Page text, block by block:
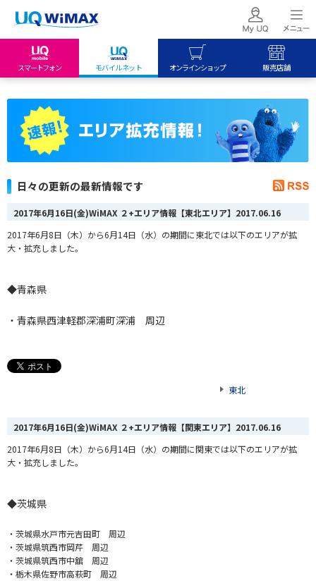
スマートフォン モバイルネット オンラインショップ 販売店舗
My UQ mobile
UQ mobile
UQ WiMAX
UQ WiMAX
日々の更新の最新情報です
2017年6月16日(金)WiMAX ２+エリア情報【東北エリア】 2017.06.16
2017年6月8日（木）から6月14日（水）の期間に東北では以下のエリアが拡
大・拡充しました。
◆青森県
・青森県西津軽郡深浦町深浦 周辺
東北
2017年6月16日(金)WiMAX ２+エリア情報【関東エリア】 2017.06.16
2017年6月8日（木）から6月14日（水）の期間に関東では以下のエリアが拡
大・拡充しました。
◆茨城県
・茨城県水戸市元吉田町 周辺
・茨城県筑西市岡芹 周辺
・茨城県筑西市中舘 周辺
・栃木県佐野市高萩町 周辺